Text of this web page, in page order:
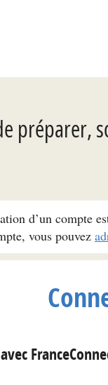
préparer,
d’un compte
vous pouvez